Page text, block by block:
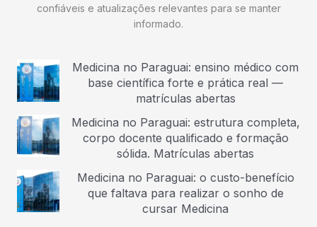
confiáveis e atualizações relevantes para se manter
informado.
Medicina no Paraguai: ensino médico com
base científica forte e prática real —
matrículas abertas
Medicina no Paraguai: estrutura completa,
corpo docente qualificado e formação
sólida. Matrículas abertas
Medicina no Paraguai: o custo-benefício
que faltava para realizar o sonho de
cursar Medicina